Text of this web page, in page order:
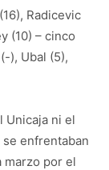
Radicevic
(10) – cinco
), Ubal (5),
Unicaja ni el
enfrentaban
marzo por el